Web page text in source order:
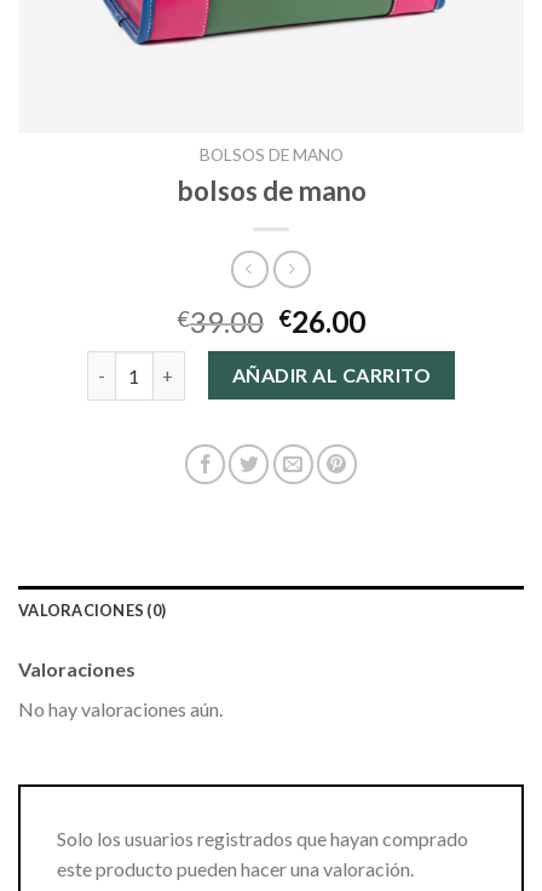
BOLSOS DE MANO
bolsos de mano
€39.00 €26.00
bolsos de mano cantidadAÑADIR AL CARRITO
VALORACIONES (0)
Valoraciones
No hay valoraciones aún.
Solo los usuarios registrados que hayan comprado
este producto pueden hacer una valoración.